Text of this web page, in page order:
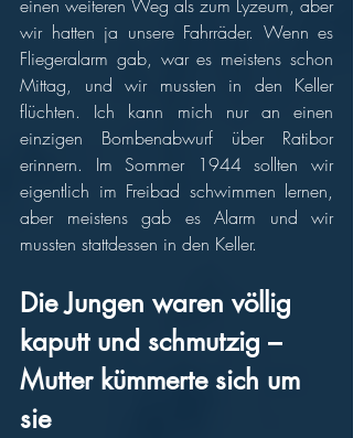
einen weiteren Weg als zum Lyzeum, aber
wir hatten ja unsere Fahrräder. Wenn es
Fliegeralarm gab, war es meistens schon
Mittag, und wir mussten in den Keller
flüchten. Ich kann mich nur an einen
einzigen Bombenabwurf über Ratibor
erinnern. Im Sommer 1944 sollten wir
eigentlich im Freibad schwimmen lernen,
aber meistens gab es Alarm und wir
mussten stattdessen in den Keller.
Die Jungen waren völlig
kaputt und schmutzig –
Mutter kümmerte sich um
sie